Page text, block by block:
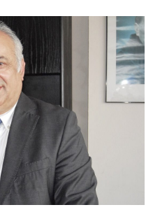
Email